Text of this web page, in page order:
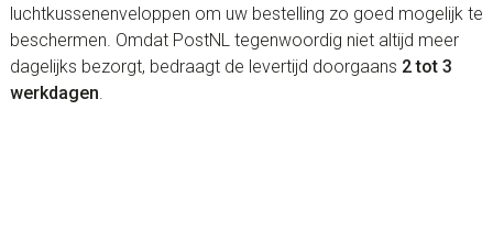
luchtkussenenveloppen om uw bestelling zo goed mogelijk te
beschermen. Omdat PostNL tegenwoordig niet altijd meer
dagelijks bezorgt, bedraagt de levertijd doorgaans 2 tot 3
werkdagen.